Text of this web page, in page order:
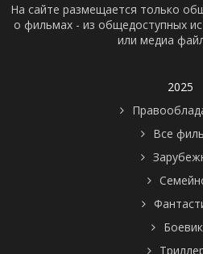
На сайте размещается только
о фильмах - из общедоступных
или медиа
2025
Все